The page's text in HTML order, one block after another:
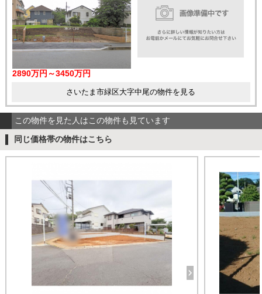
2890万円～3450万円
さいたま市緑区大字中尾の物件を見る
この物件を見た人はこの物件も見ています
同じ価格帯の物件はこちら